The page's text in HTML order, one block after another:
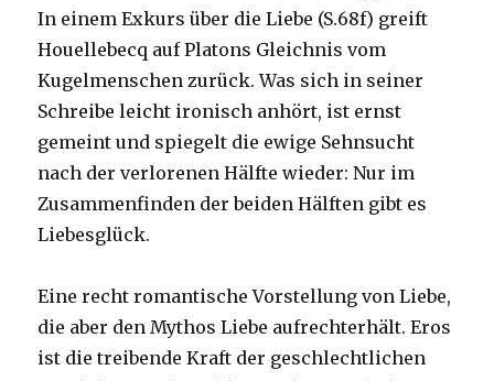
In einem Exkurs über die Liebe (S.68f) greift
Houellebecq auf Platons Gleichnis vom
Kugelmenschen zurück. Was sich in seiner
Schreibe leicht ironisch anhört, ist ernst
gemeint und spiegelt die ewige Sehnsucht
nach der verlorenen Hälfte wieder: Nur im
Zusammenfinden der beiden Hälften gibt es
Liebesglück.
Eine recht romantische Vorstellung von Liebe,
die aber den Mythos Liebe aufrechterhält. Eros
ist die treibende Kraft der geschlechtlichen